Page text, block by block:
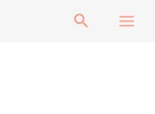
Suchen